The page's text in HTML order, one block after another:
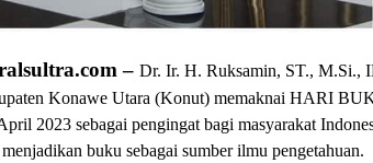
– Dr. Ir. H. Ruksamin, ST., M.Si.,
Konawe Utara (Konut) memaknai HARI
2023 sebagai pengingat bagi masyarakat
buku sebagai sumber ilmu pengetahuan.